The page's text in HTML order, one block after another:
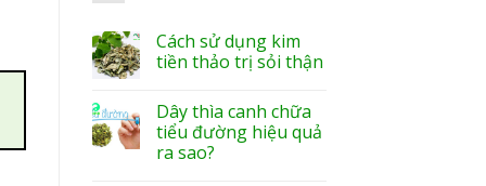
Cách sử dụng kim
tiền thảo trị sỏi thận
Dây thìa canh chữa
tiểu đường hiệu quả
ra sao?